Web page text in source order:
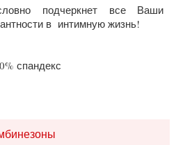
подчеркнет все Ваши
в интимную жизнь!
спандекс